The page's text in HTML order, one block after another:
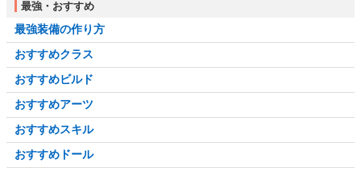
最強・おすすめ
最強装備の作り方
おすすめクラス
おすすめビルド
おすすめアーツ
おすすめスキル
おすすめドール